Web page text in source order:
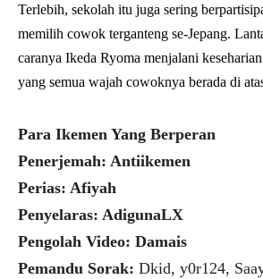
Terlebih, sekolah itu juga sering
memilih cowok terganteng se-Jepang.
caranya Ikeda Ryoma menjalani
yang semua wajah cowoknya berada di
Para Ikemen Yang Berperan
Penerjemah: Antiikemen
Perias: Afiyah
Penyelaras: AdigunaLX
Pengolah Video: Damais
Pemandu Sorak: Dkid, y0r124,